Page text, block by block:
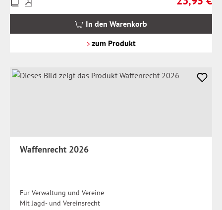
inkl.
In den Warenkorb
zum Produkt
Waffenrecht 2026
Für Verwaltung und Vereine
Mit Jagd- und Vereinsrecht